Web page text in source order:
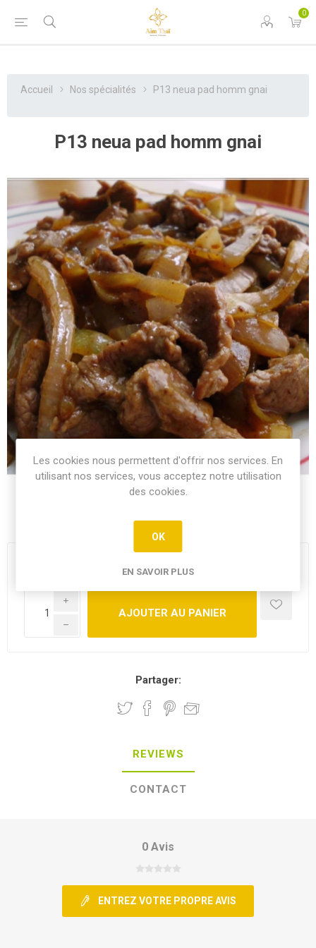
0
Accueil Nos spécialités P13 neua pad homm gnai
P13 neua pad homm gnai
15,90€
i
h
Partager:
REVIEWS
CONTACT
0 Avis
ENTREZ VOTRE PROPRE AVIS
Les cookies nous permettent d'offrir nos services. En
utilisant nos services, vous acceptez notre utilisation
des cookies.
OK
EN SAVOIR PLUS